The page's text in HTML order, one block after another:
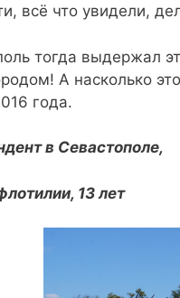
всё что увидели,
тогда выдержал
А насколько
года.
в Севастополе,
13 лет